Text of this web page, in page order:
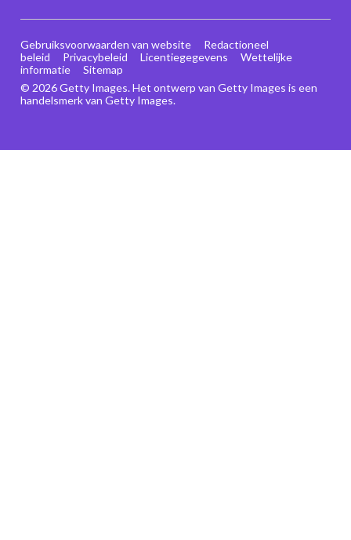
© 2026 Getty Images. Het ontwerp van Getty Images is een
handelsmerk van Getty Images.
Gebruiksvoorwaarden van website
Redactioneel
beleid
Privacybeleid Licentiegegevens
Wettelijke
informatie
Sitemap